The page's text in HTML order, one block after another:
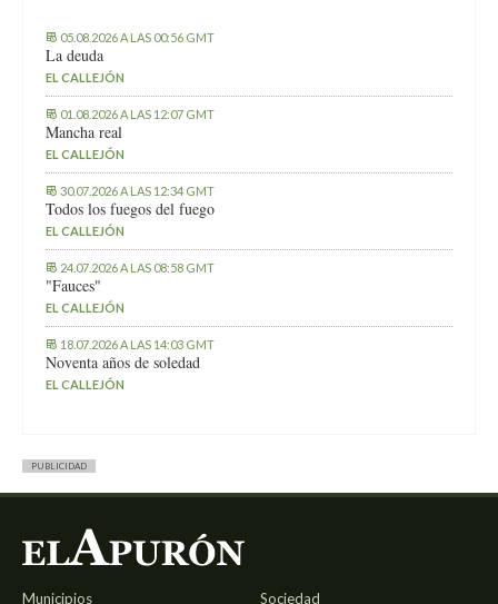
05.08.2026 A LAS 00:56 GMT
La deuda
EL CALLEJÓN
01.08.2026 A LAS 12:07 GMT
Mancha real
EL CALLEJÓN
30.07.2026 A LAS 12:34 GMT
Todos los fuegos del fuego
EL CALLEJÓN
24.07.2026 A LAS 08:58 GMT
"Fauces"
EL CALLEJÓN
18.07.2026 A LAS 14:03 GMT
Noventa años de soledad
EL CALLEJÓN
PUBLICIDAD
Municipios Sociedad